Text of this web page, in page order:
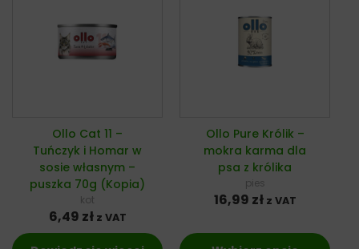
Ollo Cat 11 –
Tuńczyk i Homar w
sosie własnym –
puszka 70g (Kopia)
kot
6,49 zł z VAT
Ollo Pure Królik –
mokra karma dla
psa z królika
pies
16,99 zł z VAT